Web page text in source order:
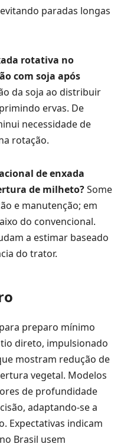
paradas longas
rotativa no
com soja após
da soja ao distribuir
ervas. De
necessidade de
rotação.
de enxada
de milheto?Some
e manutenção; em
do convencional.
a estimar baseado
do trator.
preparo mínimo
direto, impulsionado
mostram redução de
vegetal. Modelos
de profundidade
adaptando-se a
Expectativas indicam
Brasil usem